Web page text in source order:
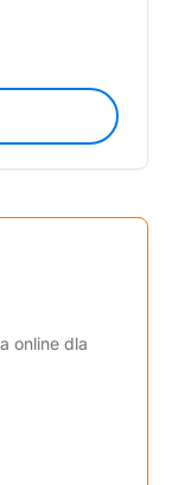
online dla